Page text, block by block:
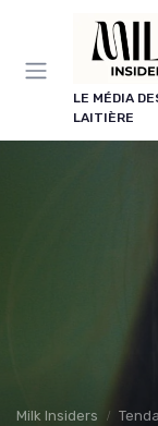
LE MÉDIA
LAITIÈRE
Milk Insiders